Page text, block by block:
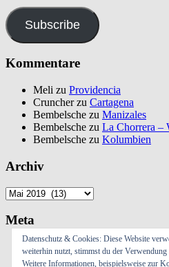
Address
Subscribe
Kommentare
Meli zu Providencia
Cruncherzu Cartagena
Bembelsche zu Manizales
Bembelsche zu La Chorrera –
Bembelsche zu Kolumbien
Archiv
Archiv
Meta
Anmelden
Eintrags-Feed
Datenschutz & Cookies: Diese Website
weiterhin nutzt, stimmst du der
Weitere Informationen, beispielsweise zur